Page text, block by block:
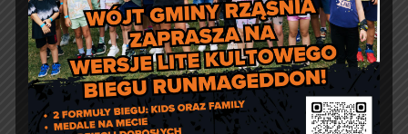
pon.: 9:00 – 17:00
wt. – pt.: 7:30 – 15:30